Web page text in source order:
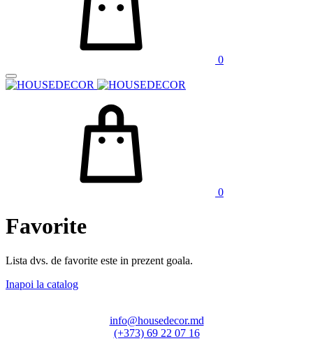
0
0
Favorite
Lista dvs. de favorite este in prezent goala.
Inapoi la catalog
info@housedecor.md
(+373) 69 22 07 16